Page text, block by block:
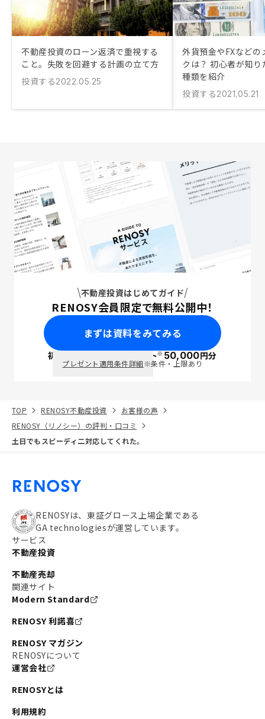
不動産投資のローン返済で重視する
こと。失敗を回避する計画の立て方
投資する2022.05.25
外貨預金やFXなどの
クは？ 初心者が知
種類を紹介
投資する2021.05.21
不動産投資はじめてガイド
RENOSY会員限定で無料公開中！
まずは資料をみてみる
初回面談で ポイント※50,000円分
プレゼント適用条件詳細※条件・上限あり
TOP RENOSY不動産投資
お客様の声
RENOSY（リノシー）の評判・口コミ
土日でもスピーディ二対応してくれた。
RENOSYは、東証グロース上場企業である
GA technologiesが運営しています。
サービス
不動産投資
不動産売却
関連サイト
Modern Standard
RENOSY 利諾喜
RENOSY マガジン
RENOSYについて
運営会社
RENOSYとは
利用規約